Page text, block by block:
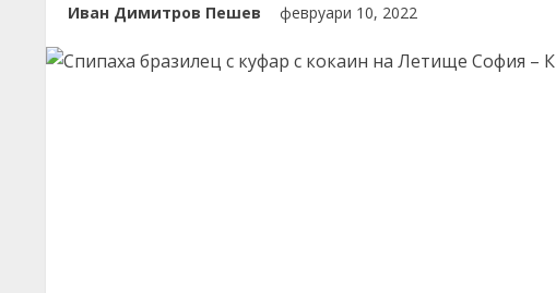
Иван Димитров Пешев февруари 10, 2022